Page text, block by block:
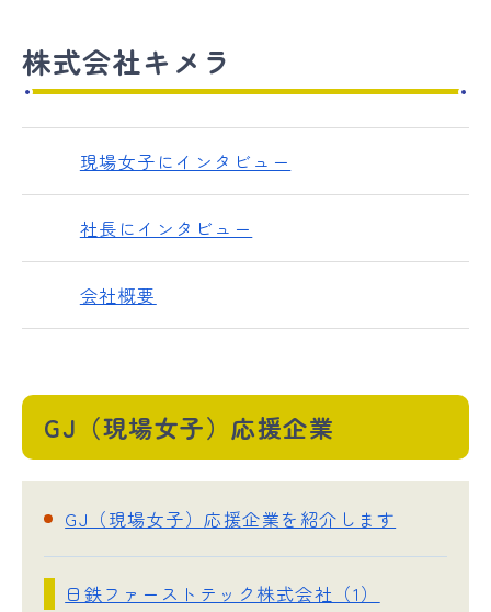
株式会社キメラ
現場女子にインタビュー
社長にインタビュー
会社概要
GJ（現場女子）応援企業
GJ（現場女子）応援企業を紹介します
日鉄ファーストテック株式会社（1）